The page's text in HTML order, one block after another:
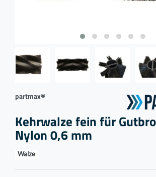
partmax®
Kehrwalze fein für
Nylon 0,6 mm
Walze